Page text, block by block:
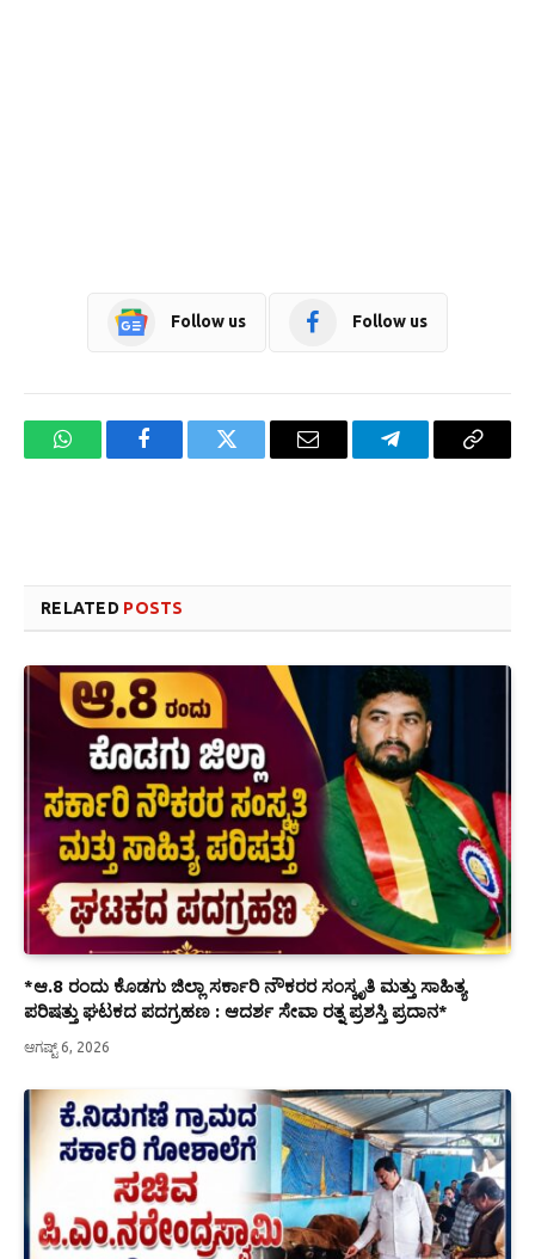
Follow us Follow us
WhatsAppFacebookTwitter Email TelegramCopy
RELATED POSTS
*ಆ.8 ರಂದು ಕೊಡಗು ಜಿಲ್ಲಾ ಸರ್ಕಾರಿ ನೌಕರರ ಸಂಸ್ಕೃತಿ ಮತ್ತು ಸಾಹಿತ್ಯ
ಪರಿಷತ್ತು ಘಟಕದ ಪದಗ್ರಹಣ : ಆದರ್ಶ ಸೇವಾ ರತ್ನ ಪ್ರಶಸ್ತಿ ಪ್ರದಾನ*
ಆಗಷ್ಟ್ 6, 2026